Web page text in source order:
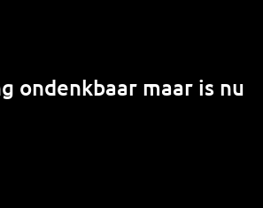
ondenkbaar maar is nu